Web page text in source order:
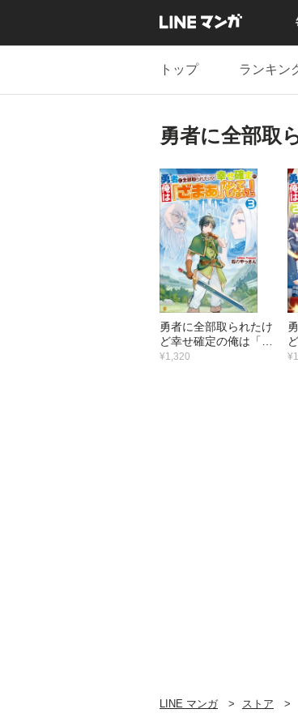
トップ ランキン
勇者に全部取
勇者に全部取られたけ
ど幸せ確定の俺は「ざ
まぁ」なんてしない！
¥1,320
LINE マンガ ストア